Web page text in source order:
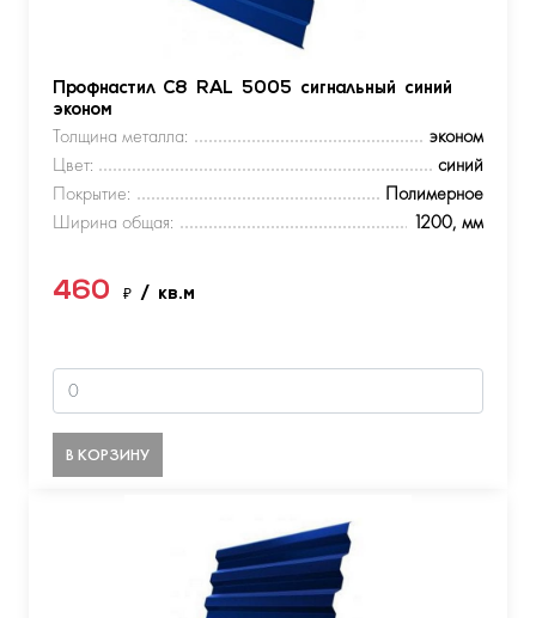
Профнастил С8 RAL 5005 сигнальный синий
эконом
Толщина металла:
эконом
Цвет:
синий
Покрытие:
Полимерное
Ширина общая:
1200, мм
460 ₽ / кв.м
В КОРЗИНУ